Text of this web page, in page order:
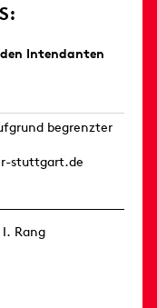
Intendanten
begrenzter
stuttgart.de
Rang